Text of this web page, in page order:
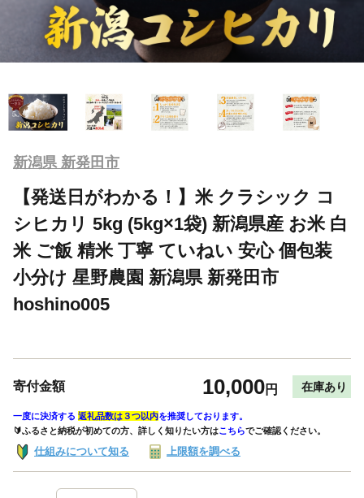
新潟県 新発田市
【発送日がわかる！】米 クラシック コ
シヒカリ 5kg (5kg×1袋) 新潟県産 お米 白
米 ご飯 精米 丁寧 ていねい 安心 個包装
小分け 星野農園 新潟県 新発田市
hoshino005
寄付金額 10,000円 在庫あり
一度に決済する 返礼品数は３つ以内を推奨しております。
🔰ふるさと納税が初めての方、詳しく知りたい方はこちらでご確認ください。
仕組みについて知る 上限額を調べる